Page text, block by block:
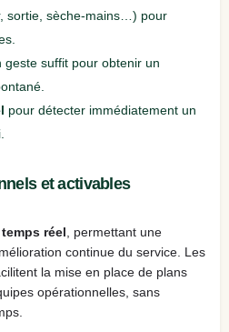
sortie, sèche‑mains…) pour
geste suffit pour obtenir un
pour détecter immédiatement un
et activables
temps réel , permettant une
continue du service. Les
la mise en place de plans
opérationnelles, sans